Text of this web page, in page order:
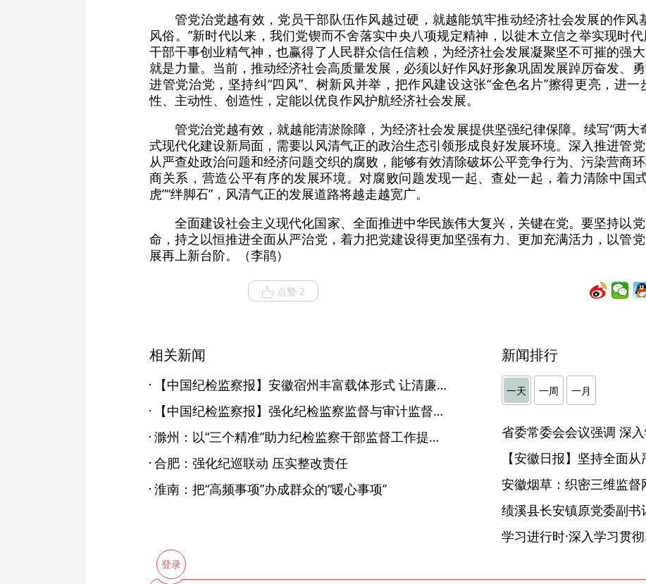
管党治党越有效，党员干部队伍作风越过硬，就越能筑牢推动经济社会发展的作风
风俗。”新时代以来，我们党锲而不舍落实中央八项规定精神，以徙木立信之举实现时
干部干事创业精气神，也赢得了人民群众信任信赖，为经济社会发展凝聚坚不可摧的强
就是力量。当前，推动经济社会高质量发展，必须以好作风好形象巩固发展踔厉奋发、
进管党治党，坚持纠“四风”、树新风并举，把作风建设这张“金色名片”擦得更亮，进
性、主动性、创造性，定能以优良作风护航经济社会发展。
管党治党越有效，就越能清淤除障，为经济社会发展提供坚强纪律保障。续写“两大
式现代化建设新局面，需要以风清气正的政治生态引领形成良好发展环境。深入推进管
从严查处政治问题和经济问题交织的腐败，能够有效清除破坏公平竞争行为、污染营商
商关系，营造公平有序的发展环境。对腐败问题发现一起、查处一起，着力清除中国
虎”“绊脚石”，风清气正的发展道路将越走越宽广。
全面建设社会主义现代化国家、全面推进中华民族伟大复兴，关键在党。要坚持以
命，持之以恒推进全面从严治党，着力把党建设得更加坚强有力、更加充满活力，以管
展再上新台阶。（李鹃）
点赞 2
相关新闻
【中国纪检监察报】安徽宿州丰富载体形式 让清廉家风浸润人心
【中国纪检监察报】强化纪检监察监督与审计监督协作配合 完善制度机制 释放叠加效应
滁州：以“三个精准”助力纪检监察干部监督工作提质增效
合肥：强化纪巡联动 压实整改责任
淮南：把“高频事项”办成群众的“暖心事项”
新闻排行
一天 一周 一月
【安徽日报】坚持全面从
安徽烟草：织密三维监督
登录